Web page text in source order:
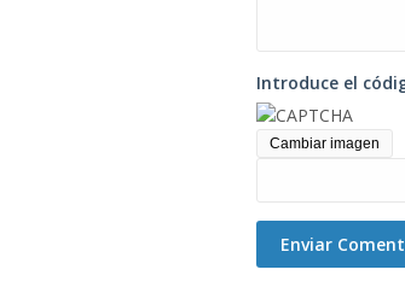
Introduce el
Cambiar imagen
Enviar